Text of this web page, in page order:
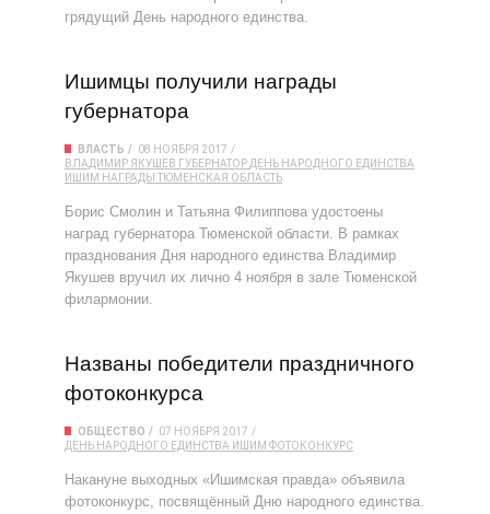
грядущий День народного единства.
Ишимцы получили награды
губернатора
ВЛАСТЬ
08 НОЯБРЯ 2017
ВЛАДИМИР ЯКУШЕВ ГУБЕРНАТОР ДЕНЬ НАРОДНОГО ЕДИНСТВА
ИШИМ НАГРАДЫ ТЮМЕНСКАЯ ОБЛАСТЬ
Борис Смолин и Татьяна Филиппова удостоены
наград губернатора Тюменской области. В рамках
празднования Дня народного единства Владимир
Якушев вручил их лично 4 ноября в зале Тюменской
филармонии.
Названы победители праздничного
фотоконкурса
ОБЩЕСТВО
07 НОЯБРЯ 2017
ДЕНЬ НАРОДНОГО ЕДИНСТВА ИШИМ ФОТОКОНКУРС
Накануне выходных «Ишимская правда» объявила
фотоконкурс, посвящённый Дню народного единства.